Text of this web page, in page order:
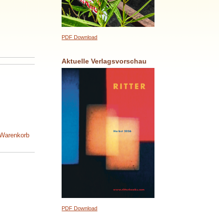
PDF Download
Aktuelle Verlagsvorschau
PDF Download